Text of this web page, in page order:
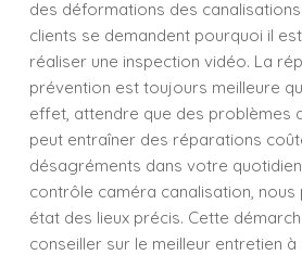
des déformations des
clients se demandent pourquoi il
réaliser une inspection vidéo. La
prévention est toujours meilleure
effet, attendre que des problèmes
peut entraîner des réparations
désagréments dans votre
contrôle caméra canalisation, nous
état des lieux précis. Cette
conseiller sur le meilleur entretien